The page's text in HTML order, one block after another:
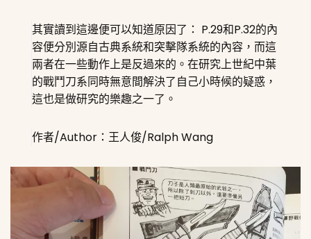
其實讀到這邊便可以知道原因了： P.29和P.32的內
容便分別源自古典系統和突擊隊系統的內容，而這
兩者在一些動作上是反過來的。在研究上世紀中葉
的戰鬥刀系同時無意間解決了自己小時候的疑惑，
這也是做研究的樂趣之一了。
作者/Author：王人俊/Ralph Wang